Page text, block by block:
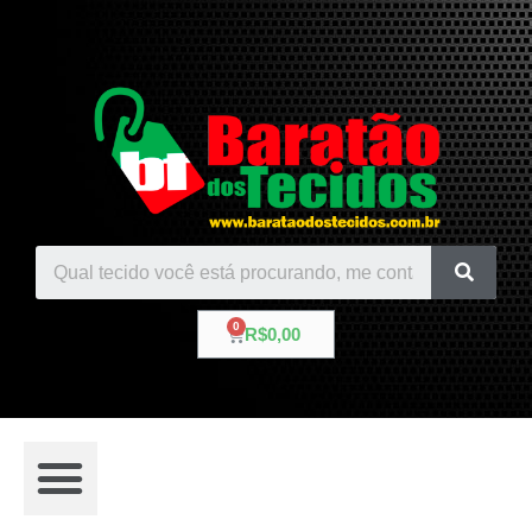
R$0,00